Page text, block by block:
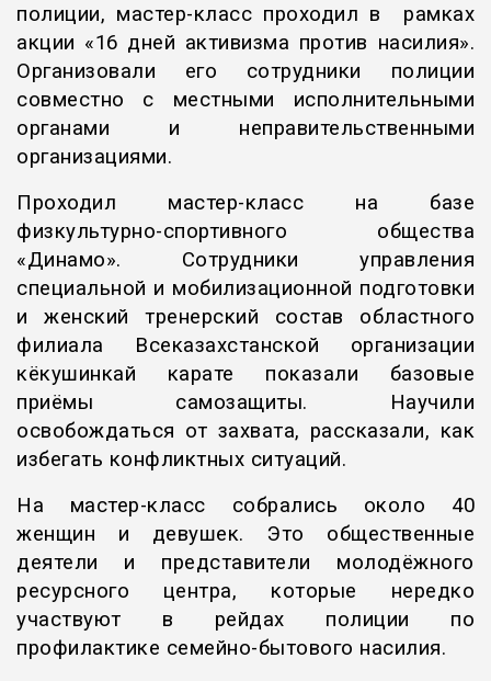
полиции, мастер-класс проходил в рамках
акции «16 дней активизма против насилия».
Организовали его сотрудники полиции
совместно с местными исполнительными
органами и неправительственными
организациями.
Проходил мастер-класс на базе
физкультурно-спортивного общества
«Динамо». Сотрудники управления
специальной и мобилизационной подготовки
и женский тренерский состав областного
филиала Всеказахстанской организации
кёкушинкай карате показали базовые
приёмы самозащиты. Научили
освобождаться от захвата, рассказали, как
избегать конфликтных ситуаций.
На мастер-класс собрались около 40
женщин и девушек. Это общественные
деятели и представители молодёжного
ресурсного центра, которые нередко
участвуют в рейдах полиции по
профилактике семейно-бытового насилия.